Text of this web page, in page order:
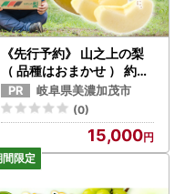
《先行予約》 山之上の梨
（ 品種はおまかせ ） 約5k
g （ 8～14玉 ） 【2026年
8月下旬～10月上旬発送予
定】
岐阜県美濃加茂市
(0)
15,000